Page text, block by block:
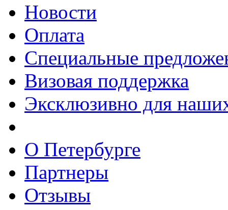
Новости
Оплата
Специальные
Визовая поддержка
Эксклюзивно для
О Петербурге
Партнеры
Отзывы